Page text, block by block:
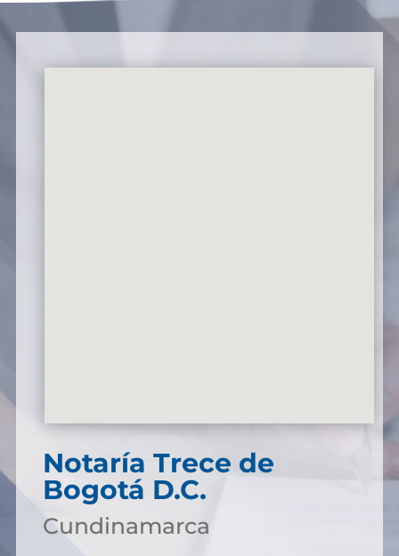
Notaría Trece de
Bogotá D.C.
Cundinamarca